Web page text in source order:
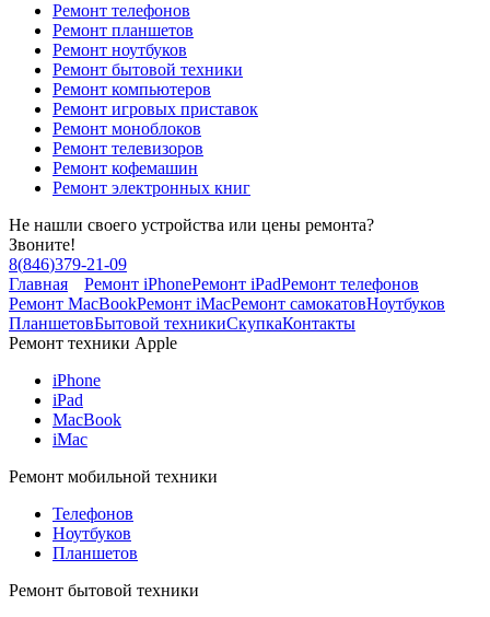
Ремонт телефонов
Ремонт планшетов
Ремонт ноутбуков
Ремонт бытовой техники
Ремонт компьютеров
Ремонт игровых приставок
Ремонт моноблоков
Ремонт телевизоров
Ремонт кофемашин
Ремонт электронных книг
Не нашли своего устройства или цены ремонта?
Звоните!
8(846)379-21-09
Главная
Ремонт iPhoneРемонт iPadРемонт телефонов
Ремонт MacBookРемонт iMacРемонт самокатовНоутбуков
ПланшетовБытовой техникиСкупкаКонтакты
Ремонт техники Apple
iPhone
iPad
MacBook
iMac
Ремонт мобильной техники
Телефонов
Ноутбуков
Планшетов
Ремонт бытовой техники